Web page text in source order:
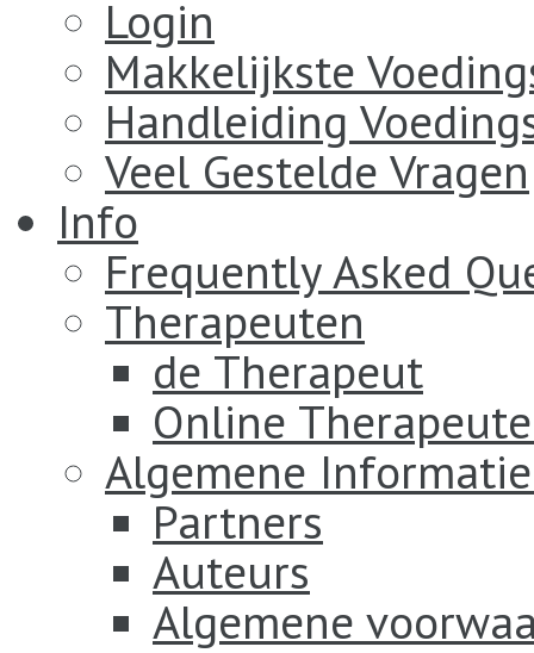
Login
Makkelijkste
Handleiding
Veel Gestelde Vragen
Info
Frequently Asked
Therapeuten
de Therapeut
Online
Algemene
Partners
Auteurs
Algemene